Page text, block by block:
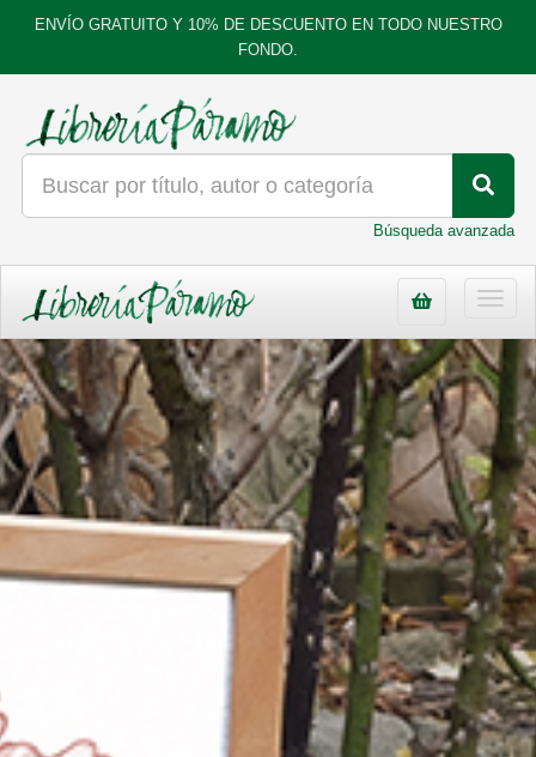
ENVÍO GRATUITO Y 10% DE DESCUENTO EN TODO NUESTRO
FONDO.
Búsqueda avanzada